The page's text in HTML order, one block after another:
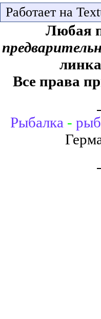
Работает на
Любая
Все права
Рыбалка -